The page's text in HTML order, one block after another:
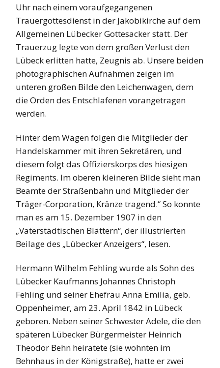
Uhr nach einem voraufgegangenen
Trauergottesdienst in der Jakobikirche auf dem
Allgemeinen Lübecker Gottesacker statt. Der
Trauerzug legte von dem großen Verlust den
Lübeck erlitten hatte, Zeugnis ab. Unsere beiden
photographischen Aufnahmen zeigen im
unteren großen Bilde den Leichenwagen, dem
die Orden des Entschlafenen vorangetragen
werden.
Hinter dem Wagen folgen die Mitglieder der
Handelskammer mit ihren Sekretären, und
diesem folgt das Offizierskorps des hiesigen
Regiments. Im oberen kleineren Bilde sieht man
Beamte der Straßenbahn und Mitglieder der
Träger-Corporation, Kränze tragend.“ So konnte
man es am 15. Dezember 1907 in den
„Vaterstädtischen Blättern“, der illustrierten
Beilage des „Lübecker Anzeigers“, lesen.
Hermann Wilhelm Fehling wurde als Sohn des
Lübecker Kaufmanns Johannes Christoph
Fehling und seiner Ehefrau Anna Emilia, geb.
Oppenheimer, am 23. April 1842 in Lübeck
geboren. Neben seiner Schwester Adele, die den
späteren Lübecker Bürgermeister Heinrich
Theodor Behn heiratete (sie wohnten im
Behnhaus in der Königstraße), hatte er zwei